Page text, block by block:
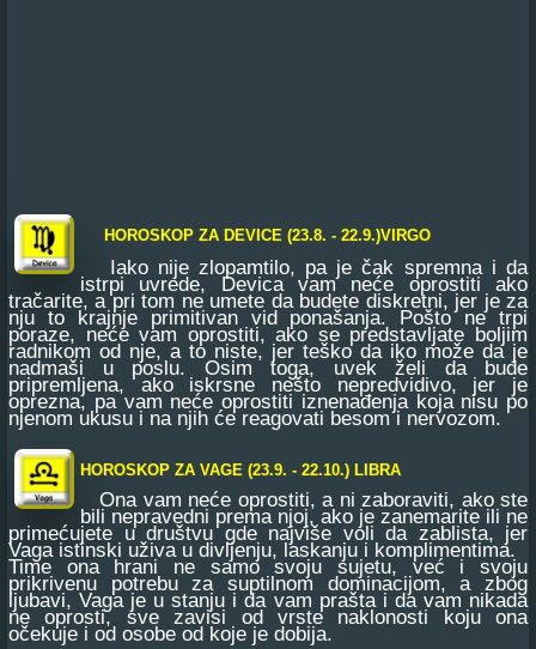
HOROSKOP ZA DEVICE (23.8. - 22.9.)VIRGO
Iako nije zlopamtilo, pa je čak spremna i da
istrpi uvrede, Devica vam neće oprostiti ako
tračarite, a pri tom ne umete da budete diskretni, jer je za
nju to krajnje primitivan vid ponašanja. Pošto ne trpi
poraze, neće vam oprostiti, ako se predstavljate boljim
radnikom od nje, a to niste, jer teško da iko može da je
nadmaši u poslu. Osim toga, uvek želi da bude
pripremljena, ako iskrsne nešto nepredvidivo, jer je
oprezna, pa vam neće oprostiti iznenađenja koja nisu po
njenom ukusu i na njih će reagovati besom i nervozom.
HOROSKOP ZA VAGE (23.9. - 22.10.) LIBRA
Ona vam neće oprostiti, a ni zaboraviti, ako ste
bili nepravedni prema njoj, ako je zanemarite ili ne
primećujete u društvu gde najviše voli da zablista, jer
Vaga istinski uživa u divljenju, laskanju i komplimentima.
Time ona hrani ne samo svoju sujetu, već i svoju
prikrivenu potrebu za suptilnom dominacijom, a zbog
ljubavi, Vaga je u stanju i da vam prašta i da vam nikada
ne oprosti, sve zavisi od vrste naklonosti koju ona
očekuje i od osobe od koje je dobija.